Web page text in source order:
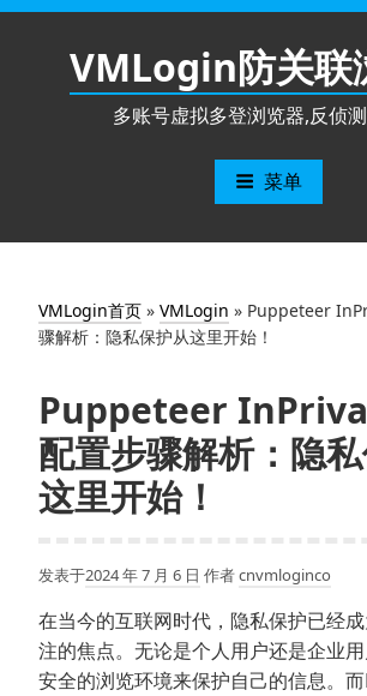
跳
VMLogin防关联
多账号虚拟多登浏览器,反侦
菜单
VMLogin首页 » VMLogin » Puppeteer
骤解析：隐私保护从这里开始！
Puppeteer
配置步骤解析：隐
这里开始！
发表于2024 年 7 月 6 日 作者cnvmloginco
在当今的互联网时代，隐私保护已经
注的焦点。无论是个人用户还是企业
安全的浏览环境来保护自己的信息。